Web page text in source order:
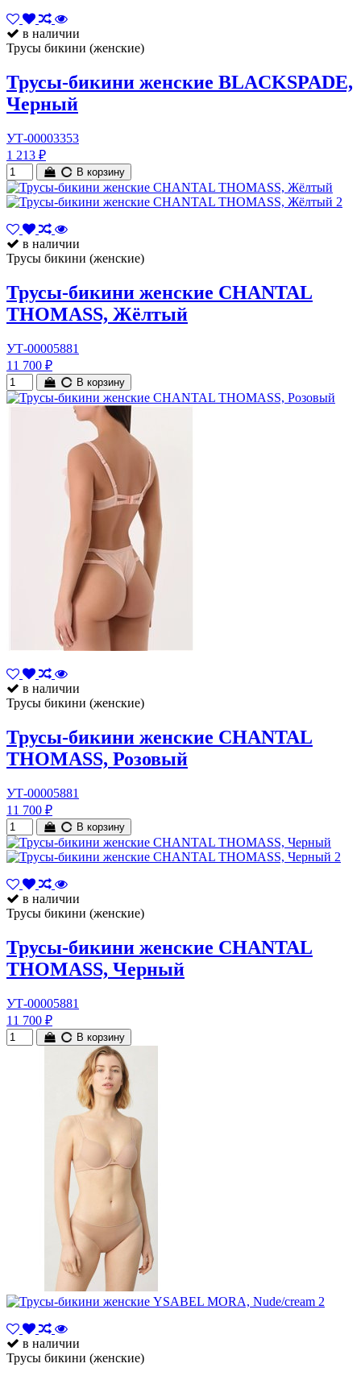
в наличии
Трусы бикини (женские)
Трусы-бикини женские BLACKSPADE,
Черный
УТ-00003353
1 213 ₽
В корзину
в наличии
Трусы бикини (женские)
Трусы-бикини женские CHANTAL
THOMASS, Жёлтый
УТ-00005881
11 700 ₽
В корзину
в наличии
Трусы бикини (женские)
Трусы-бикини женские CHANTAL
THOMASS, Розовый
УТ-00005881
11 700 ₽
В корзину
в наличии
Трусы бикини (женские)
Трусы-бикини женские CHANTAL
THOMASS, Черный
УТ-00005881
11 700 ₽
В корзину
в наличии
Трусы бикини (женские)